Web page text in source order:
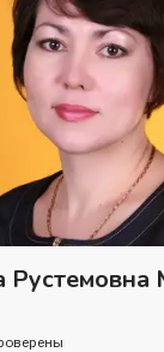
Рустемовна